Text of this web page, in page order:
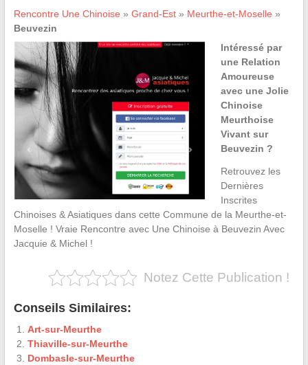
Rencontre Une Chinoise » Grand-Est» Meurthe-et-Moselle »
Beuvezin
Intéressé par
une Relation
Amoureuse
avec une Jolie
Chinoise
Meurthoise
Vivant sur
Beuvezin ?
Retrouvez les
Dernières
Inscrites
Chinoises & Asiatiques dans cette Commune de la Meurthe-et-
Moselle ! Vraie Rencontre avec Une Chinoise à Beuvezin Avec
Jacquie & Michel !
Notez Cette Publication !
Conseils Similaires:
Art-sur-Meurthe
Thiaville-sur-Meurthe
Dombasle-sur-Meurthe